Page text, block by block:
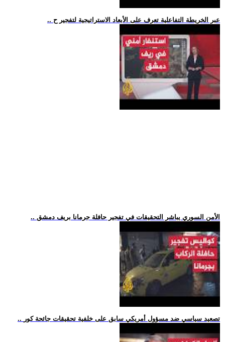
.. عبر الخريطة التفاعلية تعرف على الأبعاد الاستراتيجية لتفجير ح
.. الأمن السوري يباشر التحقيقات في تفجير حافلة جرمانا بريف دمشق
.. تصعيد سياسي ضد مسؤول أمريكي سابق على خلفية تحقيقات جائحة كور